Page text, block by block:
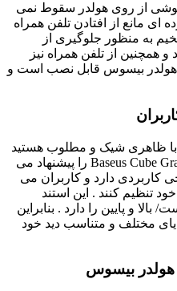
از روی هولدر سقوط نمی
ای مانع از افتادن تلفن همراه
به منظور جلوگیری از
از تلفن همراه نیز
بیسوس قابل نصب است و
با ظاهری شیک و مطلوب هستید
به شما هولدر بیسوس Baseus Cube Gravity Holder را پیشنهاد می
کاربردی دارد و کاربران می
تنظیم کنند . این استند
و پایین را دارد . بنابراین
مختلف و متناسب دید خود
هولدر بیسوس